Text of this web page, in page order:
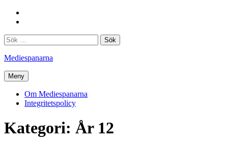
Hoppa
Sök
efter:
Mediespanarna
Meny
Om Mediespanarna
Integritetspolicy
Kategori: År 12